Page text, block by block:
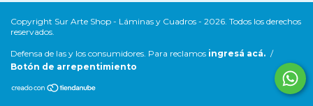
Copyright Sur Arte Shop - Láminas y Cuadros - 2026. Todos los derechos
reservados.
Defensa de las y los consumidores. Para reclamos ingresá acá. /
Botón de arrepentimiento